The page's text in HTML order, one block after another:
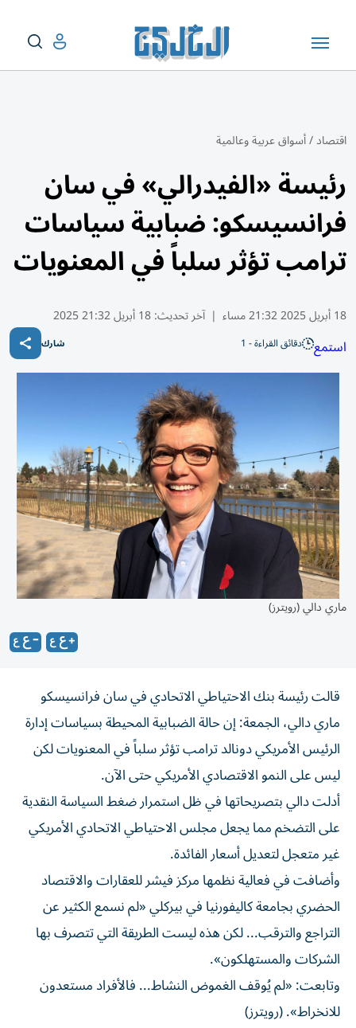
اقتصاد/أسواق عربية وعالمية
رئيسة «الفيدرالي» في سان
فرانسيسكو: ضبابية سياسات
ترامب تؤثر سلباً في المعنويات
18 أبريل 2025 21:32 مساء | آخر تحديث:18 أبريل 21:32 2025
استمع دقائق القراءة - 1 شارك
ماري دالي (رويترز)
قالت رئيسة بنك الاحتياطي الاتحادي في سان فرانسيسكو
ماري دالي، الجمعة: إن حالة الضبابية المحيطة بسياسات إدارة
الرئيس الأمريكي دونالد ترامب تؤثر سلباً في المعنويات لكن
ليس على النمو الاقتصادي الأمريكي حتى الآن.
أدلت دالي بتصريحاتها في ظل استمرار ضغط السياسة النقدية
على التضخم مما يجعل مجلس الاحتياطي الاتحادي الأمريكي
غير متعجل لتعديل أسعار الفائدة.
وأضافت في فعالية نظمها مركز فيشر للعقارات والاقتصاد
الحضري بجامعة كاليفورنيا في بيركلي «لم نسمع الكثير عن
التراجع والترقب... لكن هذه ليست الطريقة التي تتصرف بها
الشركات والمستهلكون».
وتابعت: «لم يُوقف الغموض النشاط... فالأفراد مستعدون
للانخراط». (رويترز)